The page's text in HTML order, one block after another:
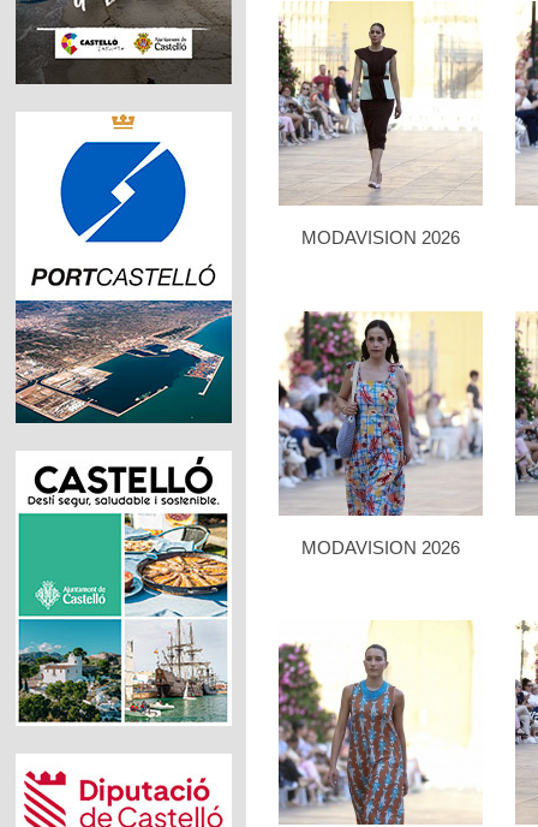
MODAVISION 2026
MODAVISION 2026